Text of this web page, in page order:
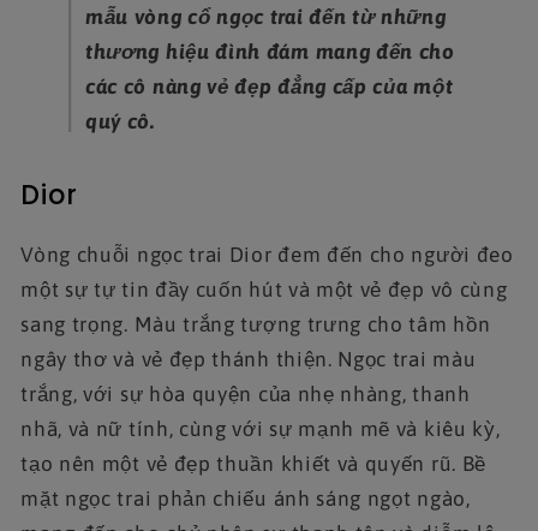
mẫu vòng cổ ngọc trai đến từ những
thương hiệu đình đám mang đến cho
các cô nàng vẻ đẹp đẳng cấp của một
quý cô.
Dior
Vòng chuỗi ngọc trai Dior đem đến cho người đeo
một sự tự tin đầy cuốn hút và một vẻ đẹp vô cùng
sang trọng. Màu trắng tượng trưng cho tâm hồn
ngây thơ và vẻ đẹp thánh thiện. Ngọc trai màu
trắng, với sự hòa quyện của nhẹ nhàng, thanh
nhã, và nữ tính, cùng với sự mạnh mẽ và kiêu kỳ,
tạo nên một vẻ đẹp thuần khiết và quyến rũ. Bề
mặt ngọc trai phản chiếu ánh sáng ngọt ngào,